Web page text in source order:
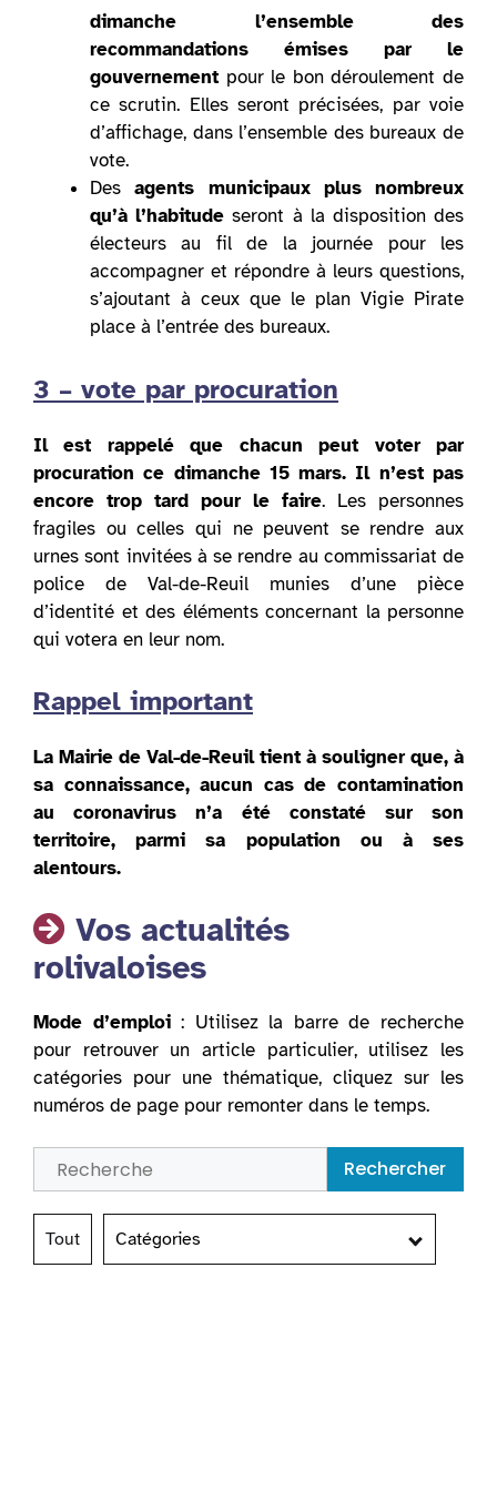
dimanche l’ensemble des
recommandations émises par le
gouvernement pour le bon déroulement de
ce scrutin. Elles seront précisées, par voie
d’affichage, dans l’ensemble des bureaux de
vote.
Desagents municipaux plus nombreux
qu’à l’habitudeseront à la disposition des
électeurs au fil de la journée pour les
accompagner et répondre à leurs questions,
s’ajoutant à ceux que le plan Vigie Pirate
place à l’entrée des bureaux.
3 – vote par procuration
Il est rappelé que chacun peut voter par
procuration ce dimanche 15 mars. Il n’est pas
encore trop tard pour le faire. Les personnes
fragiles ou celles qui ne peuvent se rendre aux
urnes sont invitées à se rendre au commissariat de
police de Val-de-Reuil munies d’une pièce
d’identité et des éléments concernant la personne
qui votera en leur nom.
Rappel important
La Mairie de Val-de-Reuil tient à souligner que, à
sa connaissance, aucun cas de contamination
au coronavirus n’a été constaté sur son
territoire, parmi sa population ou à ses
alentours.
Vos actualités
rolivaloises
Mode d’emploi: Utilisez la barre de recherche
pour retrouver un article particulier, utilisez les
catégories pour une thématique, cliquez sur les
numéros de page pour remonter dans le temps.
Rechercher
Tout Catégories